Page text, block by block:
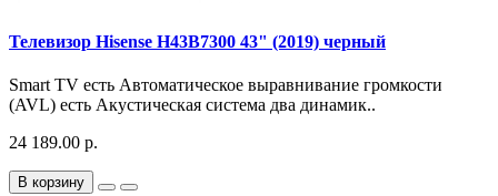
Телевизор Hisense H43B7300 43" (2019) черный
Smart TV есть Автоматическое выравнивание громкости
(AVL) есть Акустическая система два динамик..
24 189.00 р.
В корзину